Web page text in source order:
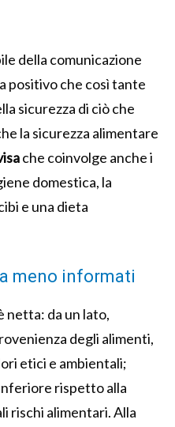
della comunicazione
positivo che così tante
sicurezza di ciò che
la sicurezza alimentare
che coinvolge anche i
domestica, la
e una dieta
meno informati
netta: da un lato,
degli alimenti,
etici e ambientali;
rispetto alla
rischi alimentari. Alla